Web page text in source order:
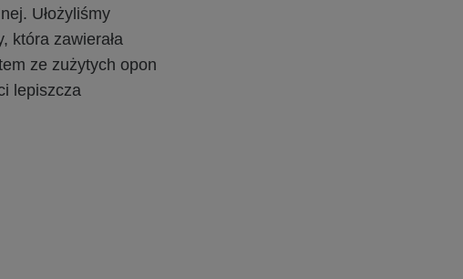
Ułożyliśmy
która zawierała
ze zużytych opon
lepiszcza